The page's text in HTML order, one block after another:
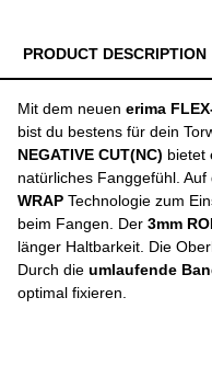
PRODUCT DESCRIPTION
Mit dem neuen erima
bist du bestens für dein
NEGATIVE CUT(NC) bietet
natürliches Fanggefühl.
WRAP Technologie zum
beim Fangen. Der 3mm
länger Haltbarkeit. Die
Durch die umlaufende
optimal fixieren.